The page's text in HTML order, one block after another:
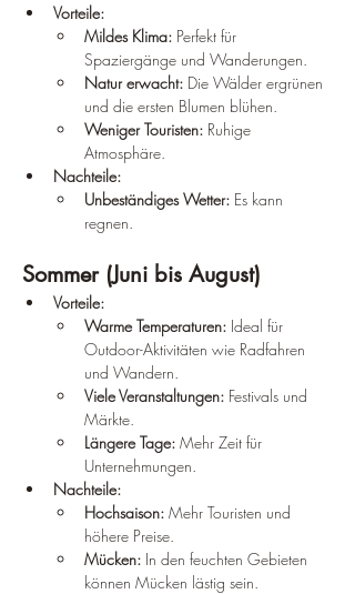
Vorteile:
Mildes Klima: Perfekt für
Spaziergänge und Wanderungen.
Natur erwacht: Die Wälder ergrünen
und die ersten Blumen blühen.
Weniger Touristen: Ruhige
Atmosphäre.
Nachteile:
Unbeständiges Wetter: Es kann
regnen.
Sommer (Juni bis August)
Vorteile:
Warme Temperaturen: Ideal für
Outdoor-Aktivitäten wie Radfahren
und Wandern.
Viele Veranstaltungen: Festivals und
Märkte.
Längere Tage: Mehr Zeit für
Unternehmungen.
Nachteile:
Hochsaison: Mehr Touristen und
höhere Preise.
Mücken: In den feuchten Gebieten
können Mücken lästig sein.